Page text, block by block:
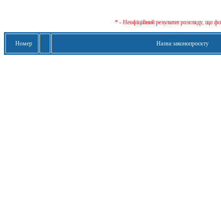
* - Неофіційний результат розгляду, що
Номер Назва законопроєкту